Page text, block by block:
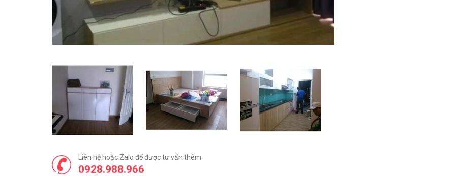
Liên hệ hoặc Zalo để được tư vấn thêm:
0928.988.966